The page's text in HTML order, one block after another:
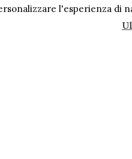
l'esperienza di